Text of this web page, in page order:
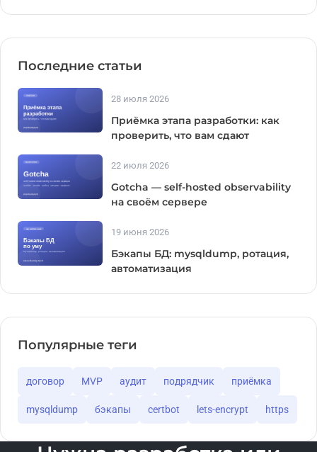
Последние статьи
28 июля 2026
Приёмка этапа разработки: как
проверить, что вам сдают
22 июля 2026
Gotcha — self-hosted observability
на своём сервере
19 июня 2026
Бэкапы БД: mysqldump, ротация,
автоматизация
Популярные теги
договор MVP аудит подрядчик приёмка
mysqldump бэкапы certbot lets-encrypt https